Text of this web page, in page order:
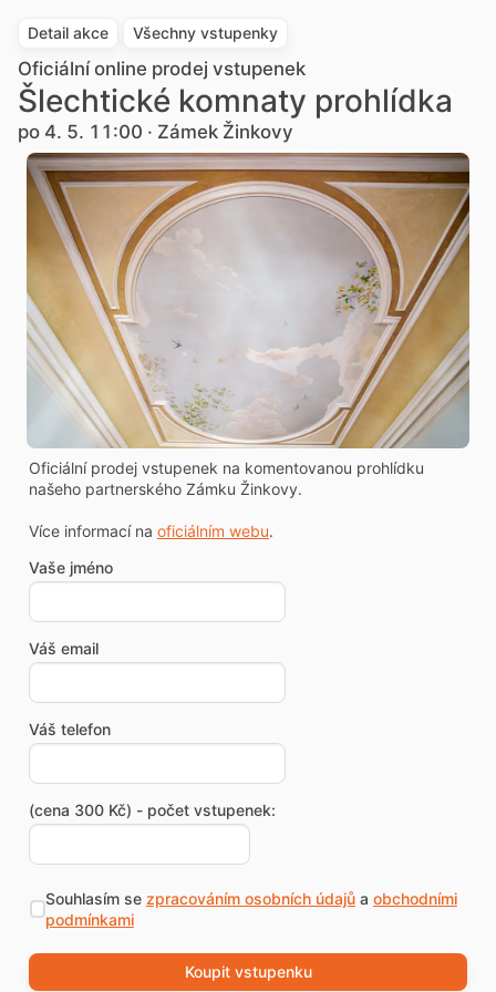
Detail akce Všechny vstupenky
Oficiální online prodej vstupenek
Šlechtické komnaty prohlídka
po 4. 5. 11:00 · Zámek Žinkovy
Oficiální prodej vstupenek na komentovanou prohlídku
našeho partnerského Zámku Žinkovy.
Více informací na oficiálním webu.
Vaše jméno
Váš email
Váš telefon
(cena 300 Kč) - počet vstupenek:
Souhlasím se zpracováním osobních údajůa obchodními
podmínkami
Koupit vstupenku